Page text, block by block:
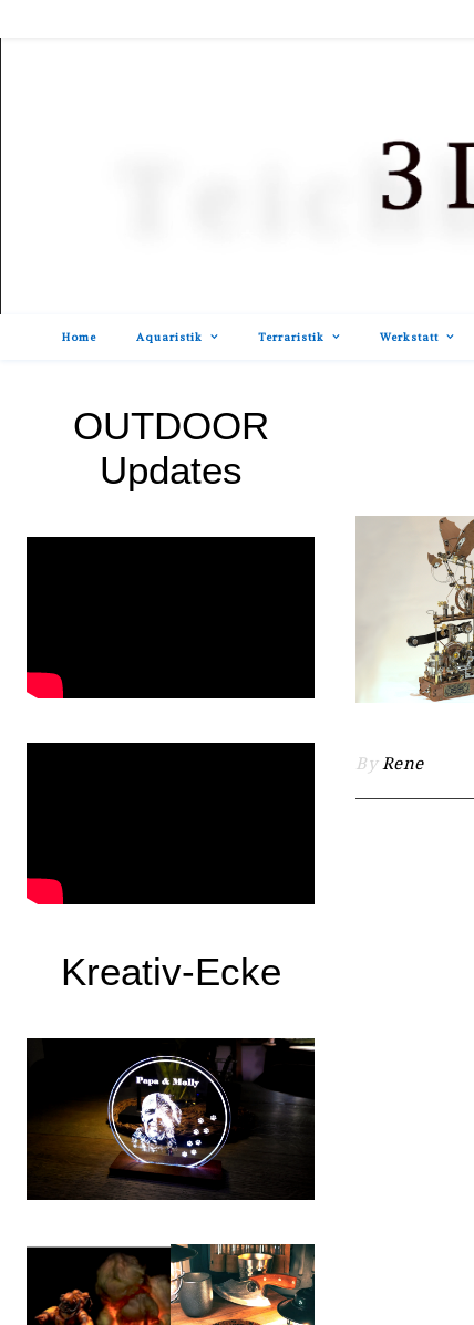
Home Aquaristik Terraristik Werkstatt
OUTDOOR
Updates
Kreativ-Ecke
ByRene